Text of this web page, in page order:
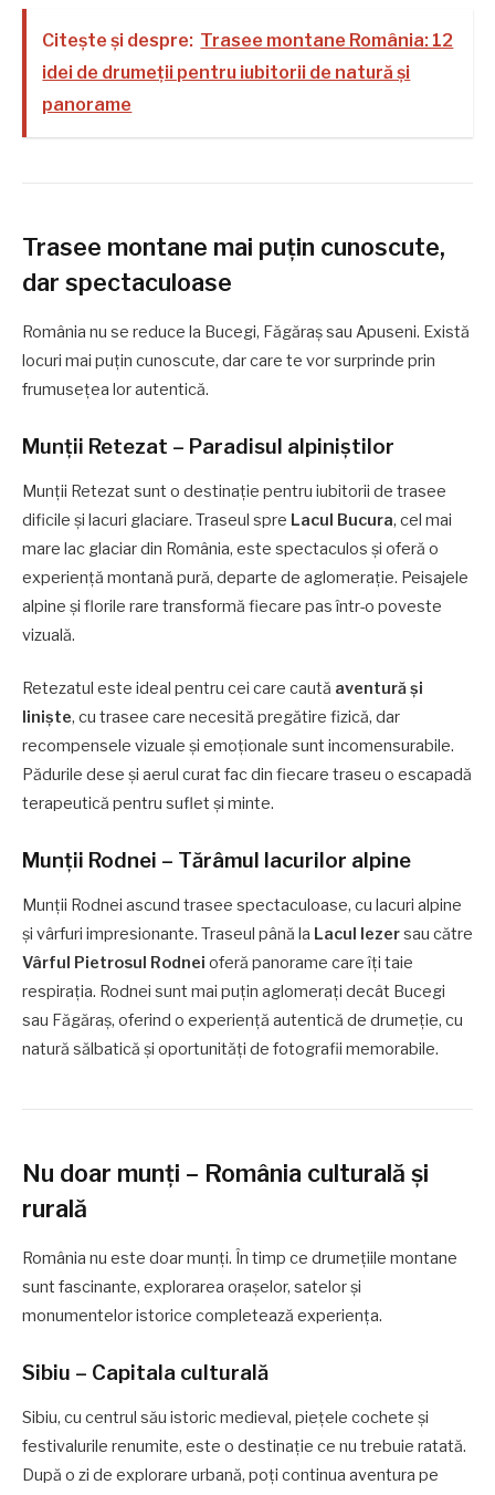
Citește și despre: Trasee montane România: 12
idei de drumeții pentru iubitorii de natură și
panorame
Trasee montane mai puțin cunoscute,
dar spectaculoase
România nu se reduce la Bucegi, Făgăraș sau Apuseni. Există
locuri mai puțin cunoscute, dar care te vor surprinde prin
frumusețea lor autentică.
Munții Retezat – Paradisul alpiniștilor
Munții Retezat sunt o destinație pentru iubitorii de trasee
dificile și lacuri glaciare. Traseul spre Lacul Bucura, cel mai
mare lac glaciar din România, este spectaculos și oferă o
experiență montană pură, departe de aglomerație. Peisajele
alpine și florile rare transformă fiecare pas într-o poveste
vizuală.
Retezatul este ideal pentru cei care caută aventură și
liniște, cu trasee care necesită pregătire fizică, dar
recompensele vizuale și emoționale sunt incomensurabile.
Pădurile dese și aerul curat fac din fiecare traseu o escapadă
terapeutică pentru suflet și minte.
Munții Rodnei – Tărâmul lacurilor alpine
Munții Rodnei ascund trasee spectaculoase, cu lacuri alpine
și vârfuri impresionante. Traseul până la Lacul Iezersau către
Vârful Pietrosul Rodnei oferă panorame care îți taie
respirația. Rodnei sunt mai puțin aglomerați decât Bucegi
sau Făgăraș, oferind o experiență autentică de drumeție, cu
natură sălbatică și oportunități de fotografii memorabile.
Nu doar munți – România culturală și
rurală
România nu este doar munți. În timp ce drumețiile montane
sunt fascinante, explorarea orașelor, satelor și
monumentelor istorice completează experiența.
Sibiu – Capitala culturală
Sibiu, cu centrul său istoric medieval, piețele cochete și
festivalurile renumite, este o destinație ce nu trebuie ratată.
După o zi de explorare urbană, poți continua aventura pe